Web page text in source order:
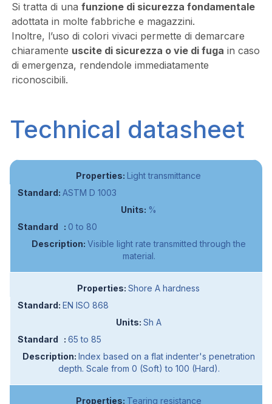
Si tratta di una funzione di sicurezza fondamentale
adottata in molte fabbriche e magazzini.
Inoltre, l’uso di colori vivaci permette di demarcare
chiaramente uscite di sicurezza o vie di fuga in caso
di emergenza, rendendole immediatamente
riconoscibili.
Technical datasheet
Light transmittance
ASTM D 1003
%
0 to 80
Visible light rate transmitted through the
material.
Shore A hardness
EN ISO 868
Sh A
65 to 85
Index based on a flat indenter's penetration
depth. Scale from 0 (Soft) to 100 (Hard).
Tearing resistance